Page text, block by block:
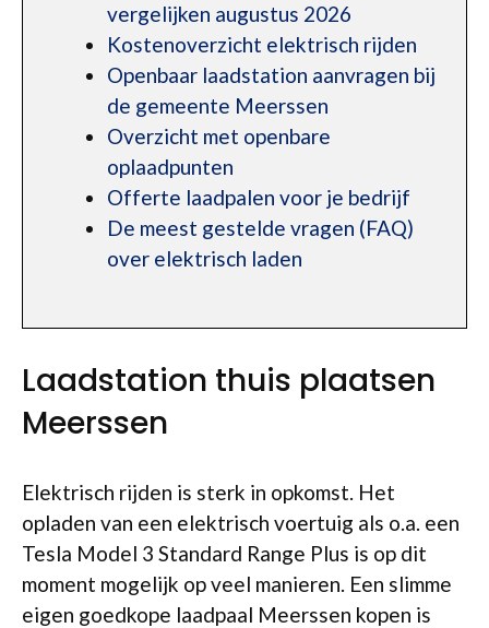
vergelijken augustus 2026
Kostenoverzicht elektrisch rijden
Openbaar laadstation aanvragen bij
de gemeente Meerssen
Overzicht met openbare
oplaadpunten
Offerte laadpalen voor je bedrijf
De meest gestelde vragen (FAQ)
over elektrisch laden
Laadstation thuis plaatsen
Meerssen
Elektrisch rijden is sterk in opkomst. Het
opladen van een elektrisch voertuig als o.a. een
Tesla Model 3 Standard Range Plus is op dit
moment mogelijk op veel manieren. Een slimme
eigen goedkope laadpaal Meerssen kopen is